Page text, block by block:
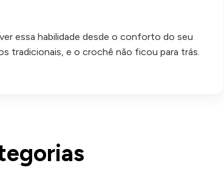
essa habilidade desde o conforto do seu
tradicionais, e o crochê não ficou para trás.